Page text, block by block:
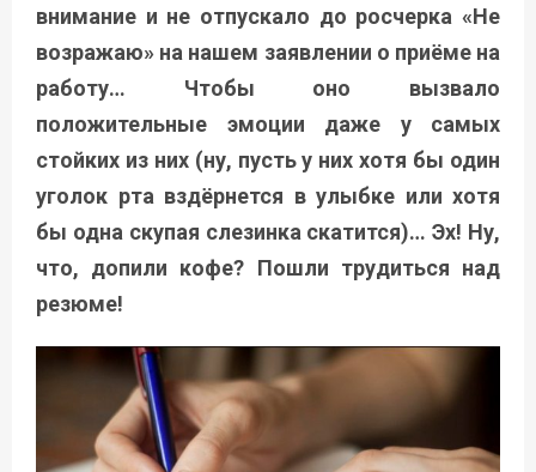
внимание и не отпускало до росчерка «Не
возражаю» на нашем заявлении о приёме на
работу… Чтобы оно вызвало
положительные эмоции даже у самых
стойких из них (ну, пусть у них хотя бы один
уголок рта вздёрнется в улыбке или хотя
бы одна скупая слезинка скатится)… Эх! Ну,
что, допили кофе? Пошли трудиться над
резюме!